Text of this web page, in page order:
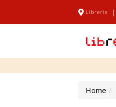
Librerie |
Home